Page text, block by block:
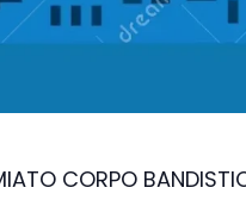
CORPO